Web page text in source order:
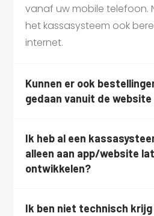
vanaf uw mobile telefoon.
het kassasysteem ook
internet.
Kunnen er ook
gedaan vanuit de website
Ik heb al een
alleen aan app/website
ontwikkelen?
Ik ben niet technisch